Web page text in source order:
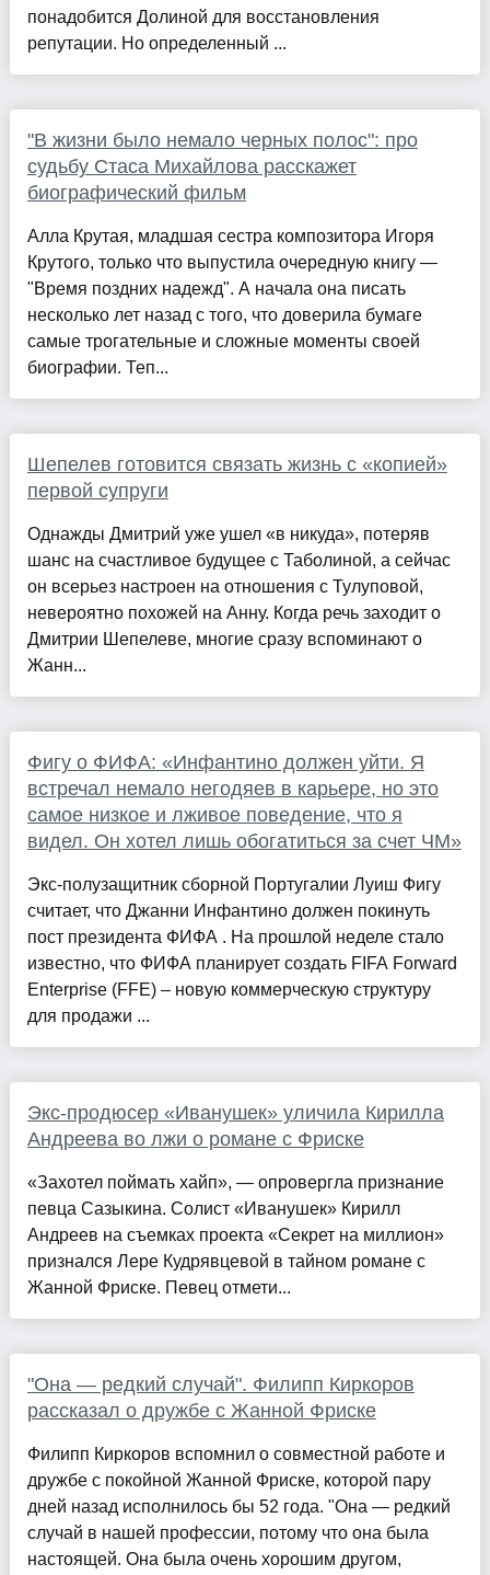
понадобится Долиной для восстановления
репутации. Но определенный ...
"В жизни было немало черных полос": про
судьбу Стаса Михайлова расскажет
биографический фильм
Алла Крутая, младшая сестра композитора Игоря
Крутого, только что выпустила очередную книгу ―
"Время поздних надежд". А начала она писать
несколько лет назад с того, что доверила бумаге
самые трогательные и сложные моменты своей
биографии. Теп...
Шепелев готовится связать жизнь с «копией»
первой супруги
Однажды Дмитрий уже ушел «в никуда», потеряв
шанс на счастливое будущее с Таболиной, а сейчас
он всерьез настроен на отношения с Тулуповой,
невероятно похожей на Анну. Когда речь заходит о
Дмитрии Шепелеве, многие сразу вспоминают о
Жанн...
Фигу о ФИФА: «Инфантино должен уйти. Я
встречал немало негодяев в карьере, но это
самое низкое и лживое поведение, что я
видел. Он хотел лишь обогатиться за счет ЧМ»
Экс-полузащитник сборной Португалии Луиш Фигу
считает, что Джанни Инфантино должен покинуть
пост президента ФИФА . На прошлой неделе стало
известно, что ФИФА планирует создать FIFA Forward
Enterprise (FFE) – новую коммерческую структуру
для продажи ...
Экс-продюсер «Иванушек» уличила Кирилла
Андреева во лжи о романе с Фриске
«Захотел поймать хайп», — опровергла признание
певца Сазыкина. Солист «Иванушек» Кирилл
Андреев на съемках проекта «Секрет на миллион»
признался Лере Кудрявцевой в тайном романе с
Жанной Фриске. Певец отмети...
"Она — редкий случай". Филипп Киркоров
рассказал о дружбе с Жанной Фриске
Филипп Киркоров вспомнил о совместной работе и
дружбе с покойной Жанной Фриске, которой пару
дней назад исполнилось бы 52 года. "Она — редкий
случай в нашей профессии, потому что она была
настоящей. Она была очень хорошим другом,